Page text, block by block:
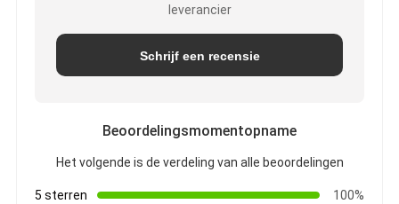
leverancier
Schrijf een recensie
Beoordelingsmomentopname
Het volgende is de verdeling van alle beoordelingen
5 sterren
100%